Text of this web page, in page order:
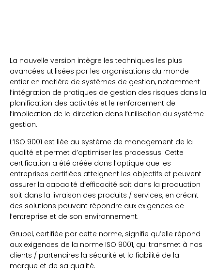
La nouvelle version intègre les techniques les plus
avancées utilisées par les organisations du monde
entier en matière de systèmes de gestion, notamment
l’intégration de pratiques de gestion des risques dans la
planification des activités et le renforcement de
l’implication de la direction dans l’utilisation du système
gestion.
L’ISO 9001 est liée au système de management de la
qualité et permet d’optimiser les processus. Cette
certification a été créée dans l’optique que les
entreprises certifiées atteignent les objectifs et peuvent
assurer la capacité d’efficacité soit dans la production
soit dans la livraison des produits / services, en créant
des solutions pouvant répondre aux exigences de
l’entreprise et de son environnement.
Grupel, certifiée par cette norme, signifie qu’elle répond
aux exigences de la norme ISO 9001, qui transmet à nos
clients / partenaires la sécurité et la fiabilité de la
marque et de sa qualité.